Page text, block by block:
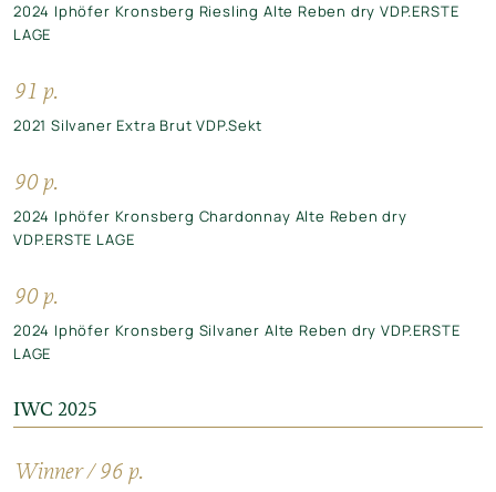
2024 Iphöfer Kronsberg Riesling Alte Reben dry VDP.ERSTE
LAGE
91 p.
2021 Silvaner Extra Brut VDP.Sekt
90 p.
2024 Iphöfer Kronsberg Chardonnay Alte Reben dry
VDP.ERSTE LAGE
90 p.
2024 Iphöfer Kronsberg Silvaner Alte Reben dry VDP.ERSTE
LAGE
IWC 2025
Winner / 96 p.